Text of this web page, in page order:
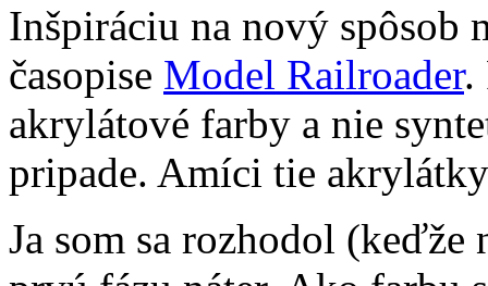
Inšpiráciu na nový spôsob
časopise Model Railroader.
akrylátové farby a nie
pripade. Amíci tie
Ja som sa rozhodol